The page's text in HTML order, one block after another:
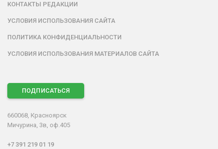
КОНТАКТЫ РЕДАКЦИИ
УСЛОВИЯ ИСПОЛЬЗОВАНИЯ САЙТА
ПОЛИТИКА КОНФИДЕНЦИАЛЬНОСТИ
УСЛОВИЯ ИСПОЛЬЗОВАНИЯ МАТЕРИАЛОВ САЙТА
ПОДПИСАТЬСЯ
660068, Красноярск
Мичурина, 3в, оф.405
+7 391 219 01 19